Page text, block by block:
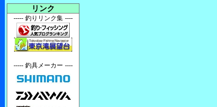
リンク
----- 釣りリンク集 ----
----- 釣具メーカー ----